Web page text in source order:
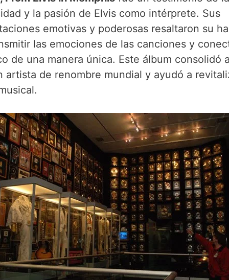
y la pasión de Elvis como intérprete. Sus
emotivas y poderosas resaltaron su
las emociones de las canciones y
de una manera única. Este álbum consolidó
artista de renombre mundial y ayudó a